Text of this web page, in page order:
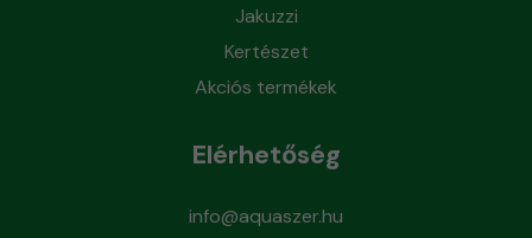
Jakuzzi
Kertészet
Akciós termékek
Elérhetőség
info@aquaszer.hu